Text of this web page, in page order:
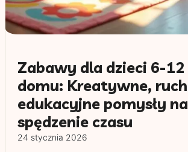
Zabawy dla dzieci 6-
domu: Kreatywne,
edukacyjne pomysły na
spędzenie czasu
24 stycznia 2026